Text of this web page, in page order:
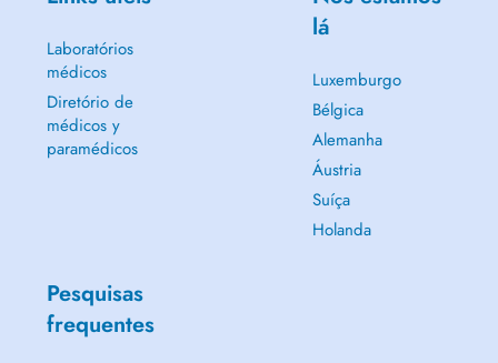
Laboratórios
médicos
Diretório de
médicos y
paramédicos
lá
Luxemburgo
Bélgica
Alemanha
Áustria
Suíça
Holanda
Pesquisas
frequentes